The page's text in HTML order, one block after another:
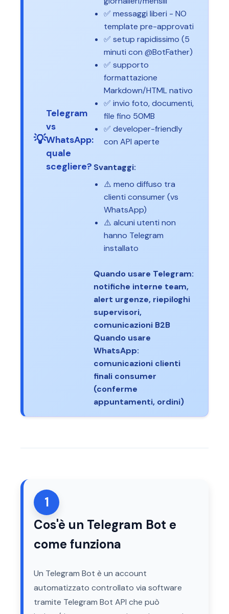
💡
Telegram
vs
WhatsApp:
quale
scegliere?
✅ messaggi liberi - NO
template pre-approvati
✅ setup rapidissimo (5
minuti con @BotFather)
✅ supporto
formattazione
Markdown/HTML nativo
✅ invio foto, documenti,
file fino 50MB
✅ developer-friendly
con API aperte
Svantaggi:
⚠️ meno diffuso tra
clienti consumer (vs
WhatsApp)
⚠️ alcuni utenti non
hanno Telegram
installato
Quando usare Telegram:
notifiche interne team,
alert urgenze, riepiloghi
supervisori,
comunicazioni B2B
Quando usare
WhatsApp:
comunicazioni clienti
finali consumer
(conferme
appuntamenti, ordini)
1
Cos'è un Telegram Bot e
come funziona
Un Telegram Bot è un account
automatizzato controllato via software
tramite Telegram Bot API che può